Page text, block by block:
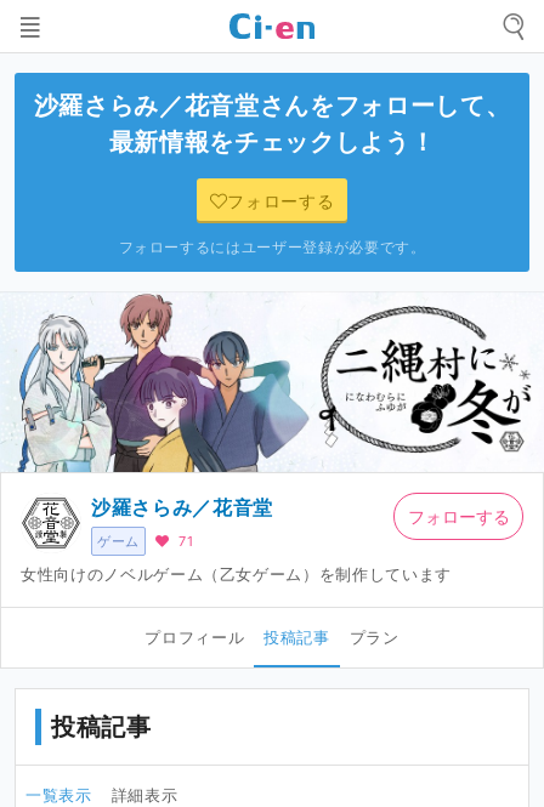
沙羅さらみ／花音堂さんをフォローして、
最新情報をチェックしよう！
フォローする
フォローするにはユーザー登録が必要です。
ゲーム
沙羅さらみ／花音堂
71
女性向けのノベルゲーム（乙女ゲーム）を制作しています
フォローする
プロフィール 投稿記事 プラン
投稿記事
一覧表示 詳細表示